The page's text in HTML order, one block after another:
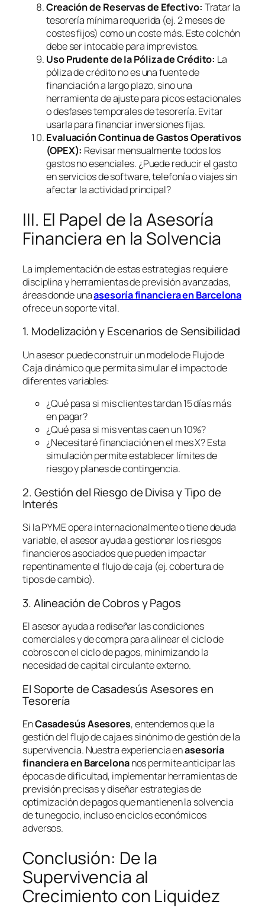
Creación de Reservas de Efectivo: Tratar la
tesorería mínima requerida (ej. 2 meses de
costes fijos) como un coste más. Este colchón
debe ser intocable para imprevistos.
Uso Prudente de la Póliza de Crédito: La
póliza de crédito no es una fuente de
financiación a largo plazo, sino una
herramienta de ajuste para picos estacionales
o desfases temporales de tesorería. Evitar
usarla para financiar inversiones fijas.
Evaluación Continua de Gastos Operativos
(OPEX): Revisar mensualmente todos los
gastos no esenciales. ¿Puede reducir el gasto
en servicios desoftware, telefonía o viajes sin
afectar la actividad principal?
III. El Papel de la Asesoría
Financiera en la Solvencia
La implementación de estas estrategias requiere
disciplina y herramientas de previsión avanzadas,
áreas donde unaasesoría financiera en Barcelona
ofrece un soporte vital.
1. Modelización y Escenarios de Sensibilidad
Un asesor puede construir un modelo de Flujo de
Caja dinámico que permita simular el impacto de
diferentes variables:
¿Qué pasa si mis clientes tardan 15 días más
en pagar?
¿Qué pasa si mis ventas caen un 10%?
¿Necesitaré financiación en el mes X? Esta
simulación permite establecer límites de
riesgo y planes de contingencia.
2. Gestión del Riesgo de Divisa y Tipo de
Interés
Si la PYME opera internacionalmente o tiene deuda
variable, el asesor ayuda a gestionar los riesgos
financieros asociados que pueden impactar
repentinamente el flujo de caja (ej. cobertura de
tipos de cambio).
3. Alineación de Cobros y Pagos
El asesor ayuda a rediseñar las condiciones
comerciales y de compra para alinear el ciclo de
cobros con el ciclo de pagos, minimizando la
necesidad de capital circulante externo.
El Soporte de Casadesús Asesores en
Tesorería
EnCasadesús Asesores, entendemos que la
gestión del flujo de caja es sinónimo de gestión de la
supervivencia. Nuestra experiencia enasesoría
financiera en Barcelonanos permite anticipar las
épocas de dificultad, implementar herramientas de
previsión precisas y diseñar estrategias de
optimización de pagos que mantienen la solvencia
de tu negocio, incluso en ciclos económicos
adversos.
Conclusión: De la
Supervivencia al
Crecimiento con Liquidez